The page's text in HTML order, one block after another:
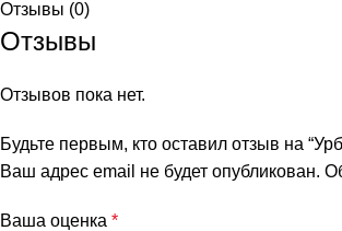
гр
Отзывы (0)
Отзывы
Отзывов пока нет.
Будьте первым, кто оставил отзыв на
Ваш адрес email не будет опубликован.
Ваша оценка *